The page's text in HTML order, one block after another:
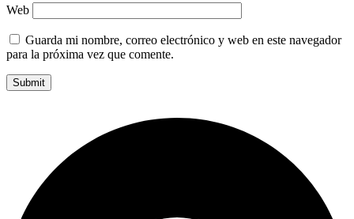
Web
Guarda mi nombre, correo electrónico y web en este navegador
para la próxima vez que comente.